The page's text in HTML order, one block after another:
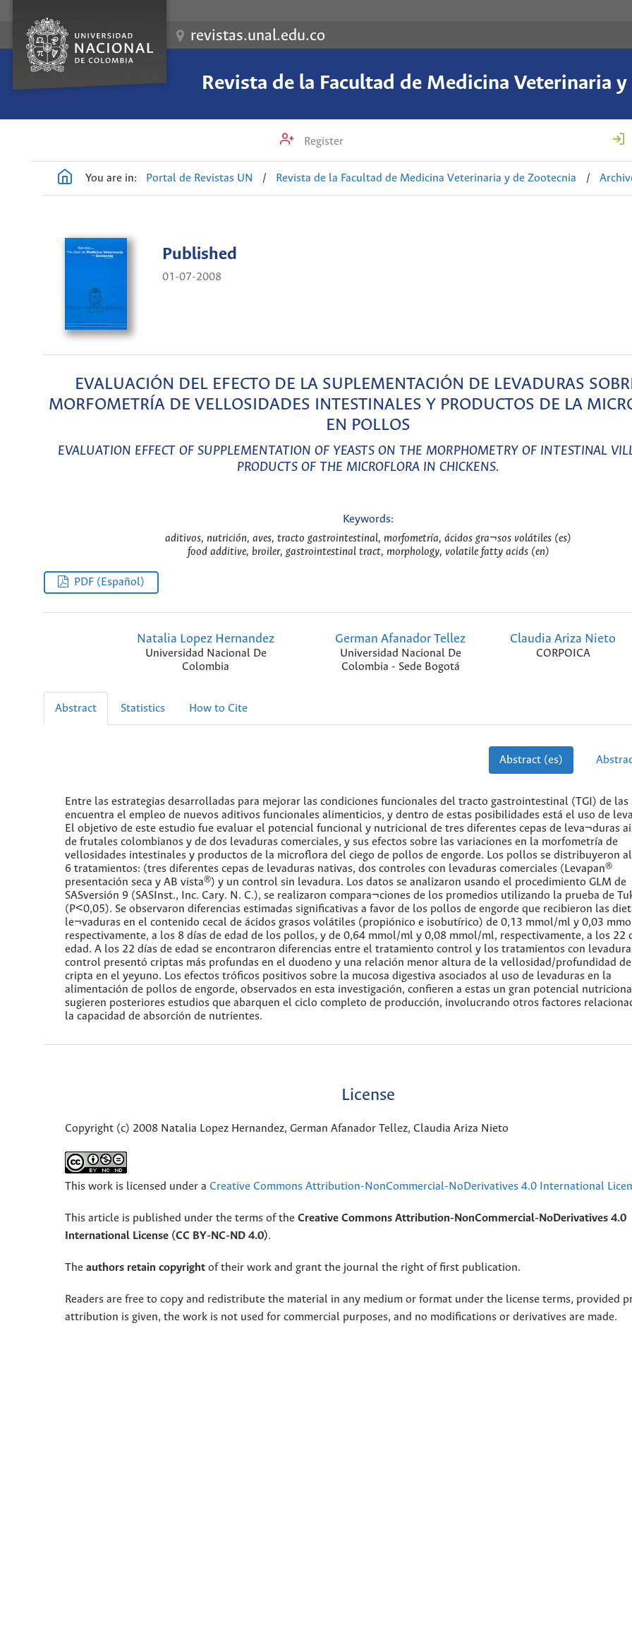
revistas.unal.edu.co
Revista de la Facultad de Medicina Veterinaria
Register
You are in: Portal de Revistas UN / Revista de la Facultad de Medicina Veterinaria y de Zootecnia /
Published
01-07-2008
EVALUACIÓN DEL EFECTO DE LA SUPLEMENTACIÓN DE LEVADURAS
MORFOMETRÍA DE VELLOSIDADES INTESTINALES Y PRODUCTOS DE LA
EN POLLOS
EVALUATION EFFECT OF SUPPLEMENTATION OF YEASTS ON THE MORPHOMETRY OF INTESTINAL
PRODUCTS OF THE MICROFLORA IN CHICKENS.
Keywords:
aditivos, nutrición, aves, tracto gastrointestinal, morfometría, ácidos gra¬sos volátiles (es)
food additive, broiler, gastrointestinal tract, morphology, volatile fatty acids (en)
PDF (Español)
Natalia Lopez Hernandez
Universidad Nacional De
Colombia
German Afanador Tellez
Universidad Nacional De
Colombia - Sede Bogotá
Claudia Ariza Nieto
CORPOICA
Abstract Statistics How to Cite
Abstract (es)
Entre las estrategias desarrolladas para mejorar las condiciones funcionales del tracto gastrointestinal (TGI) de las
encuentra el empleo de nuevos aditivos funcionales alimenticios, y dentro de estas posibilidades está el uso de
El objetivo de este estudio fue evaluar el potencial funcional y nutricional de tres diferentes cepas de leva¬duras
de frutales colombianos y de dos levaduras comerciales, y sus efectos sobre las variaciones en la morfometría de
vellosidades intestinales y productos de la microflora del ciego de pollos de engorde. Los pollos se distribuyeron al
6 tratamientos: (tres diferentes cepas de levaduras nativas, dos controles con levaduras comerciales (Levapan®
presentación seca y AB vista®) y un control sin levadura. Los datos se analizaron usando el procedimiento GLM de
SASversión 9 (SASInst., Inc. Cary. N. C.), se realizaron compara¬ciones de los promedios utilizando la prueba de
(P<0,05). Se observaron diferencias estimadas significativas a favor de los pollos de engorde que recibieron las
le¬vaduras en el contenido cecal de ácidos grasos volátiles (propiónico e isobutírico) de 0,13 mmol/ml y 0,03
respectivamente, a los 8 días de edad de los pollos, y de 0,64 mmol/ml y 0,08 mmol/ml, respectivamente, a los 22
edad. A los 22 días de edad se encontraron diferencias entre el tratamiento control y los tratamientos con
control presentó criptas más profundas en el duodeno y una relación menor altura de la vellosidad/profundidad
cripta en el yeyuno. Los efectos tróficos positivos sobre la mucosa digestiva asociados al uso de levaduras en la
alimentación de pollos de engorde, observados en esta investigación, confieren a estas un gran potencial
sugieren posteriores estudios que abarquen el ciclo completo de producción, involucrando otros factores
la capacidad de absorción de nutrientes.
License
Copyright (c) 2008 Natalia Lopez Hernandez, German Afanador Tellez, Claudia Ariza Nieto
This work is licensed under a Creative Commons Attribution-NonCommercial-NoDerivatives 4.0 International
This article is published under the terms of the Creative Commons Attribution-NonCommercial-NoDerivatives 4.0
International License (CC BY-NC-ND 4.0).
The authors retain copyright of their work and grant the journal the right of first publication.
Readers are free to copy and redistribute the material in any medium or format under the license terms, provided
attribution is given, the work is not used for commercial purposes, and no modifications or derivatives are made.